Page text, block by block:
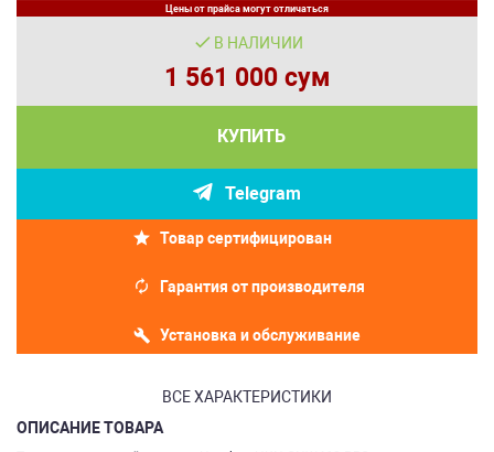
Цены от прайса могут отличаться
В НАЛИЧИИ
1 561 000 сум
КУПИТЬ
Telegram
Товар сертифицирован
Гарантия от производителя
Установка и обслуживание
ВСЕ ХАРАКТЕРИСТИКИ
ОПИСАНИЕ ТОВАРА